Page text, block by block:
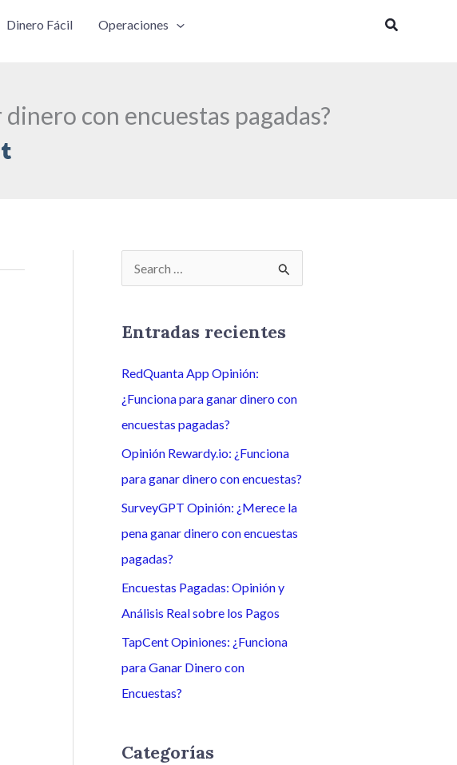
Dinero Fácil Operaciones Buscar
con encuestas pagadas?
s
a
r
p
o
r
:
Entradas recientes
RedQuanta App Opinión:
¿Funciona para ganar dinero con
encuestas pagadas?
Opinión Rewardy.io: ¿Funciona
para ganar dinero con encuestas?
SurveyGPT Opinión: ¿Merece la
pena ganar dinero con encuestas
pagadas?
Encuestas Pagadas: Opinión y
Análisis Real sobre los Pagos
TapCent Opiniones: ¿Funciona
para Ganar Dinero con
Encuestas?
Categorías